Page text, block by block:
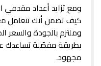
ومع تزايد أعداد مقدمي
كيف تضمن أنك تتعامل
وملتزم بالجودة والسعر
بطريقة مفصّلة تساعدك
مجهود.